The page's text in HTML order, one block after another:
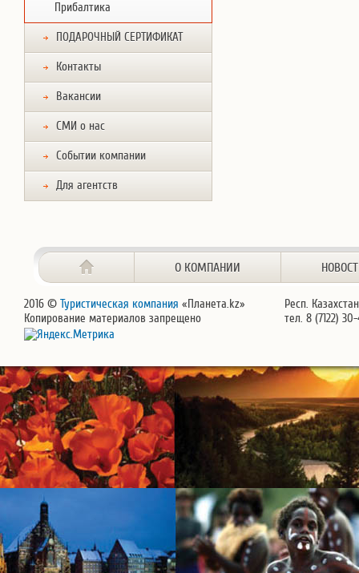
Прибалтика
ПОДАРОЧНЫЙ СЕРТИФИКАТ
Контакты
Вакансии
СМИ о нас
Событии компании
Для агентств
О КОМПАНИИ
2016 © Туристическая компания «Планета.kz»
Копирование материалов запрещено
Респ.
тел. 8 (7122)